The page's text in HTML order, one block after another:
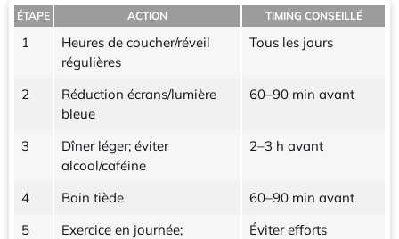
ÉTAPE ACTION TIMING CONSEILLÉ
1
Heures de coucher/réveil
régulières
Tous les jours
2
Réduction écrans/lumière
bleue
60–90 min avant
3
Dîner léger; éviter
alcool/caféine
2–3 h avant
4 Bain tiède
60–90 min avant
5
Exercice en journée;
Éviter efforts